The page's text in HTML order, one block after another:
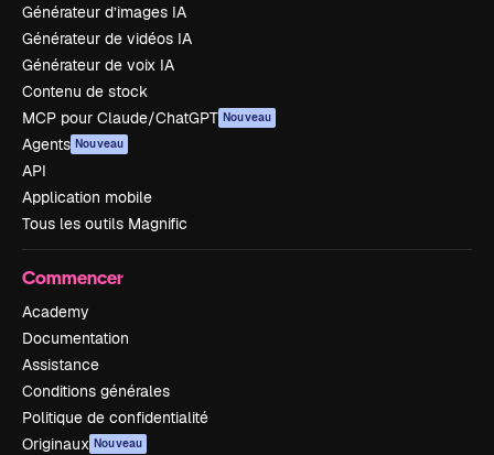
Générateur d’images IA
Générateur de vidéos IA
Générateur de voix IA
Contenu de stock
MCP pour Claude/ChatGPT Nouveau
Agents Nouveau
API
Application mobile
Tous les outils Magnific
Commencer
Academy
Documentation
Assistance
Conditions générales
Politique de confidentialité
Originaux Nouveau